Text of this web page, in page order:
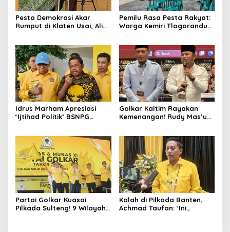
Pesta Demokrasi Akar
Rumput di Klaten Usai, Alim
Pemilu Rasa Pesta Rakyat:
Warga Kemiri Tlogorandu
Prize Menarik!
Idrus Marham Apresiasi
‘Ijtihad Politik’ BSNPG
Utama di Pemilu!
Golkar Kaltim Rayakan
Kemenangan! Rudy Mas’ud-
Partai Golkar Kuasai
Pilkada Sulteng! 9 Wilayah
Kalah di Pilkada Banten,
Achmad Taufan: ‘Ini